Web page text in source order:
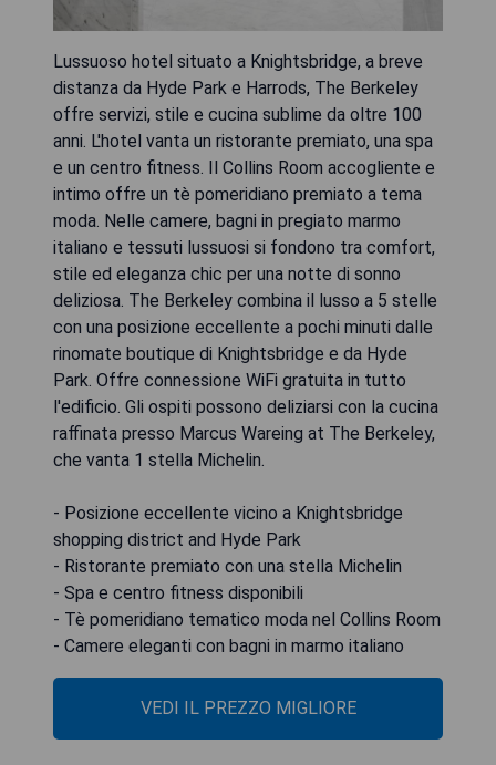
Lussuoso hotel situato a Knightsbridge, a breve
distanza da Hyde Park e Harrods, The Berkeley
offre servizi, stile e cucina sublime da oltre 100
anni. L'hotel vanta un ristorante premiato, una spa
e un centro fitness. Il Collins Room accogliente e
intimo offre un tè pomeridiano premiato a tema
moda. Nelle camere, bagni in pregiato marmo
italiano e tessuti lussuosi si fondono tra comfort,
stile ed eleganza chic per una notte di sonno
deliziosa. The Berkeley combina il lusso a 5 stelle
con una posizione eccellente a pochi minuti dalle
rinomate boutique di Knightsbridge e da Hyde
Park. Offre connessione WiFi gratuita in tutto
l'edificio. Gli ospiti possono deliziarsi con la cucina
raffinata presso Marcus Wareing at The Berkeley,
che vanta 1 stella Michelin.
- Posizione eccellente vicino a Knightsbridge
shopping district and Hyde Park
- Ristorante premiato con una stella Michelin
- Spa e centro fitness disponibili
- Tè pomeridiano tematico moda nel Collins Room
- Camere eleganti con bagni in marmo italiano
VEDI IL PREZZO MIGLIORE